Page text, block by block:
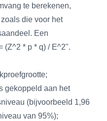
te berekenen,
die voor het
Een
(Z^2 * p * q) / E^2".
gekoppeld aan het
(bijvoorbeeld 1,96
van 95%);